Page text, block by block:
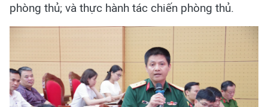
phòng thủ; và thực hành tác chiến phòng thủ.